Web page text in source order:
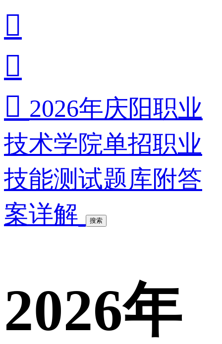


 2026年庆阳职业
技术学院单招职业
技能测试题库附答
案详解
搜索
2026年